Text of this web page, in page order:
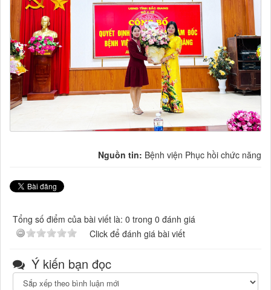
Nguồn tin: Bệnh viện Phục hồi chức năng
Tổng số điểm của bài viết là: 0 trong 0 đánh giá
Click để đánh giá bài viết
Ý kiến bạn đọc